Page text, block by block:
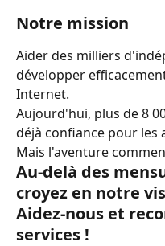
Notre mission
Aider des milliers
développer
Internet.
Aujourd'hui, plus de 8
déjà confiance pour les
Mais l'aventure
Au-delà des
croyez en notre
Aidez-nous et
services !